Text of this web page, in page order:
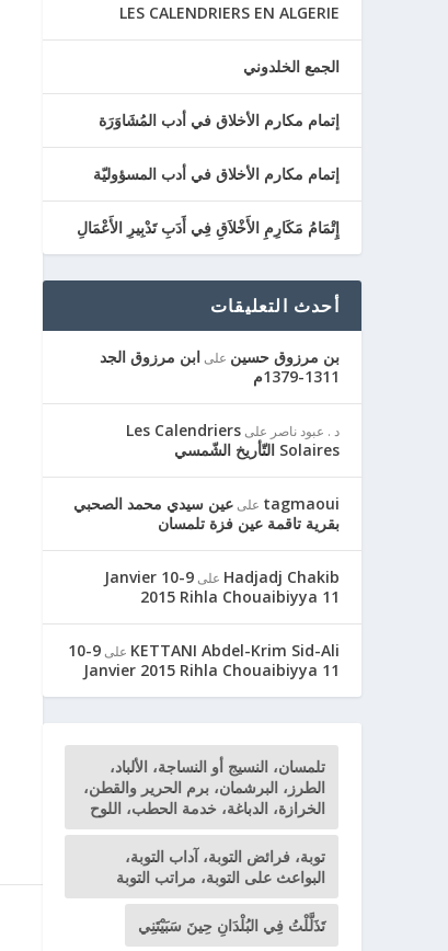
LES CALENDRIERS EN ALGERIE
الجمع الخلدوني
إتمام مكارم الأخلاق في أدب المُشَاوَرَة
إتمام مكارم الأخلاق في أدب المسؤوليّة
إِتْمَامُ مَكَارِمِ الأَخْلاَقِ فِي أَدَبِ تَدْبِيرِ الأَعْمَالِ
أحدث التعليقات
بن مرزوق حسين علىابن مرزوق الجد
1311-1379م
د . عبود ناصر علىLes Calendriers
Solaires التّأريخ الشّمسي
tagmaoui علىعين سيدي محمد الصحبي
بقرية تاقمة عين فزة تلمسان
Hadjadj Chakib على
9-10 Janvier
2015 Rihla Chouaibiyya 11
KETTANI Abdel-Krim Sid-Ali على
9-10
Janvier 2015 Rihla Chouaibiyya 11
تلمسان، النسيج أو النساجة، الألباد،
الطرز، البرشمان، برم الحرير والقطن،
الخرازة، الدباغة، خدمة الحطب، اللوح
توبة، فرائض التوبة، آداب التوبة،
البواعث على التوبة، مراتب التوبة
تَذَلَّلْتُ فِي البُلْدَانِ حِينَ سَبَيْتَنِي